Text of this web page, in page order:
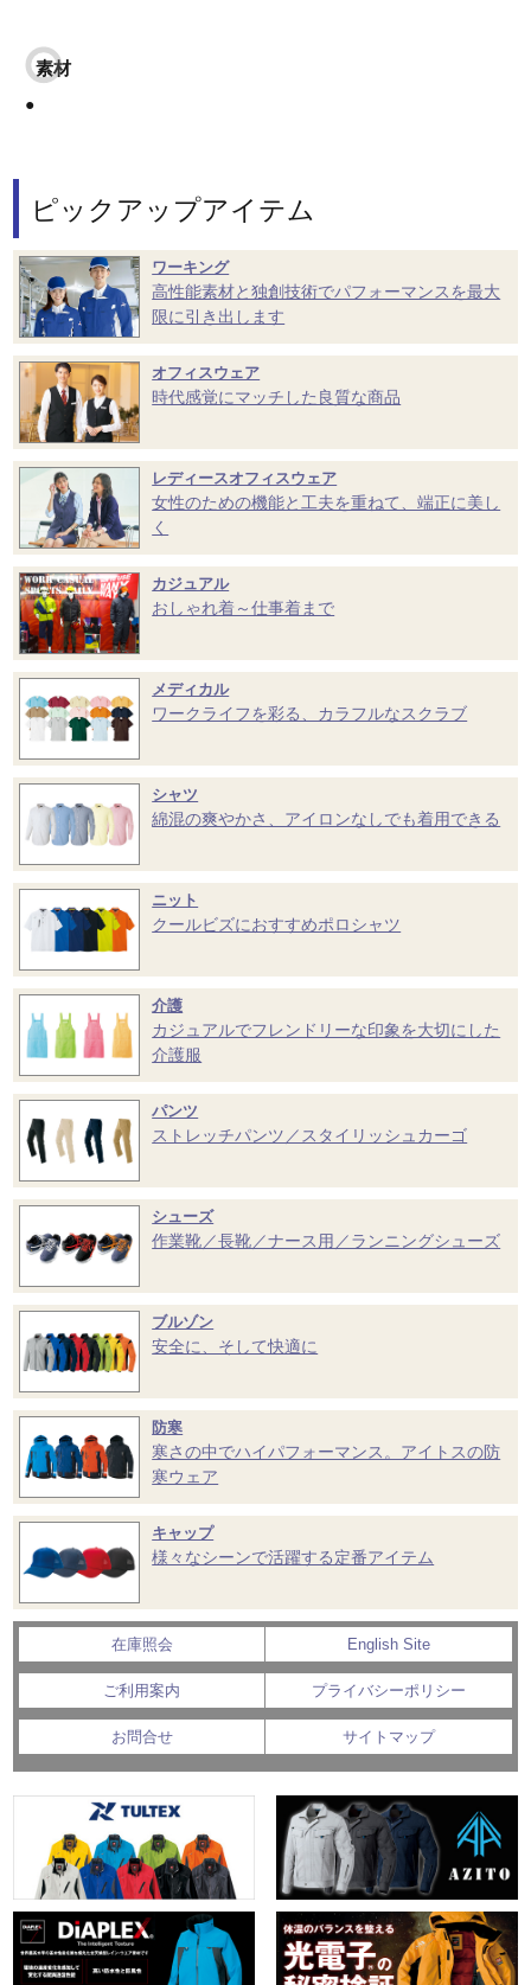
素材
●
ピックアップアイテム
ワーキング
高性能素材と独創技術でパフォーマンスを最大
限に引き出します
オフィスウェア
時代感覚にマッチした良質な商品
レディースオフィスウェア
女性のための機能と工夫を重ねて、端正に美し
く
カジュアル
おしゃれ着～仕事着まで
メディカル
ワークライフを彩る、カラフルなスクラブ
シャツ
綿混の爽やかさ、アイロンなしでも着用できる
ニット
クールビズにおすすめポロシャツ
介護
カジュアルでフレンドリーな印象を大切にした
介護服
パンツ
ストレッチパンツ／スタイリッシュカーゴ
シューズ
作業靴／長靴／ナース用／ランニングシューズ
ブルゾン
安全に、そして快適に
防寒
寒さの中でハイパフォーマンス。アイトスの防
寒ウェア
キャップ
様々なシーンで活躍する定番アイテム
在庫照会 English Site
ご利用案内 プライバシーポリシー
お問合せ サイトマップ